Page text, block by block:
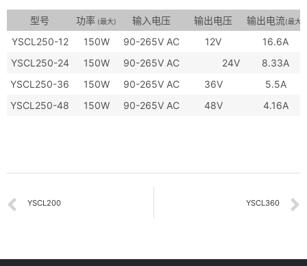
型号 功率 (最大) 输入电压 输出电压 输出电流(最大)
YSCL250-12 150W 90-265V AC 12V
16.6A
YSCL250-24
150W 90-265V AC 24V
8.33A
YSCL250-36
150W 90-265V AC 36V
5.5A
YSCL250-48
150W 90-265V AC 48V 4.16A
YSCL360
YSCL200